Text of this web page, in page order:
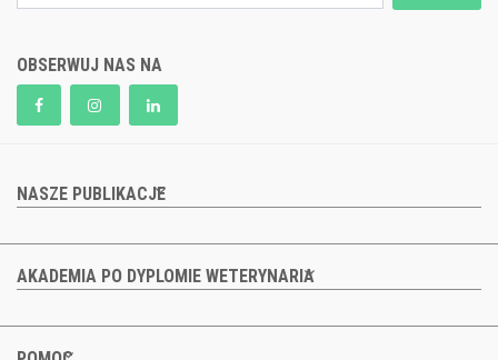
OBSERWUJ NAS NA
NASZE PUBLIKACJE
AKADEMIA PO DYPLOMIE WETERYNARIA